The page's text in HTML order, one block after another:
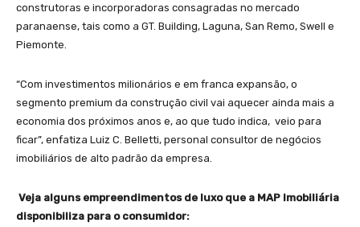
construtoras e incorporadoras consagradas no mercado
paranaense, tais como a GT. Building, Laguna, San Remo, Swell e
Piemonte.
“Com investimentos milionários e em franca expansão, o
segmento premium da construção civil vai aquecer ainda mais a
economia dos próximos anos e, ao que tudo indica, veio para
ficar”, enfatiza Luiz C. Belletti, personal consultor de negócios
imobiliários de alto padrão da empresa.
Veja alguns empreendimentos de luxo que a MAP Imobiliária
disponibiliza para o consumidor: